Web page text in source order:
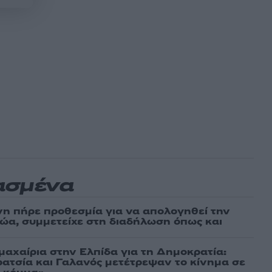
πήρε προθεσμία για να απολογηθεί την
συμμετείχε στη διαδήλωση όπως και
στην Ελπίδα για τη Δημοκρατία:
και Γαλανός μετέτρεψαν το κίνημα σε